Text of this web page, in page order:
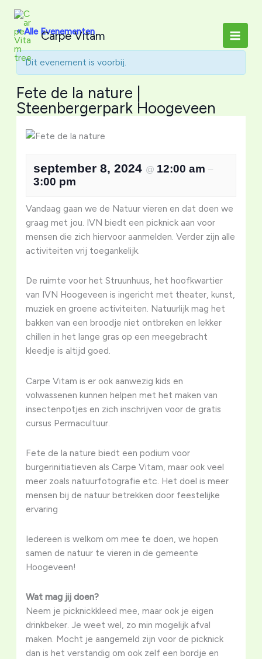
naar
inhoud
Carpe Vitam
« Alle Evenementen
Dit evenement is voorbij.
Fete de la nature |
Steenbergerpark Hoogeveen
september 8, 2024 @ 12:00 am –
3:00 pm
Vandaag gaan we de Natuur vieren en dat doen we
graag met jou. IVN biedt een picknick aan voor
mensen die zich hiervoor aanmelden. Verder zijn alle
activiteiten vrij toegankelijk.
De ruimte voor het Struunhuus, het hoofkwartier
van IVN Hoogeveen is ingericht met theater, kunst,
muziek en groene activiteiten. Natuurlijk mag het
bakken van een broodje niet ontbreken en lekker
chillen in het lange gras op een meegebracht
kleedje is altijd goed.
Carpe Vitam is er ook aanwezig kids en
volwassenen kunnen helpen met het maken van
insectenpotjes en zich inschrijven voor de gratis
cursus Permacultuur.
Fete de la nature biedt een podium voor
burgerinitiatieven als Carpe Vitam, maar ook veel
meer zoals natuurfotografie etc. Het doel is meer
mensen bij de natuur betrekken door feestelijke
ervaring
Iedereen is welkom om mee te doen, we hopen
samen de natuur te vieren in de gemeente
Hoogeveen!
Wat mag jij doen?
Neem je picknickkleed mee, maar ook je eigen
drinkbeker. Je weet wel, zo min mogelijk afval
maken. Mocht je aangemeld zijn voor de picknick
dan is het verstandig om ook zelf een bordje en